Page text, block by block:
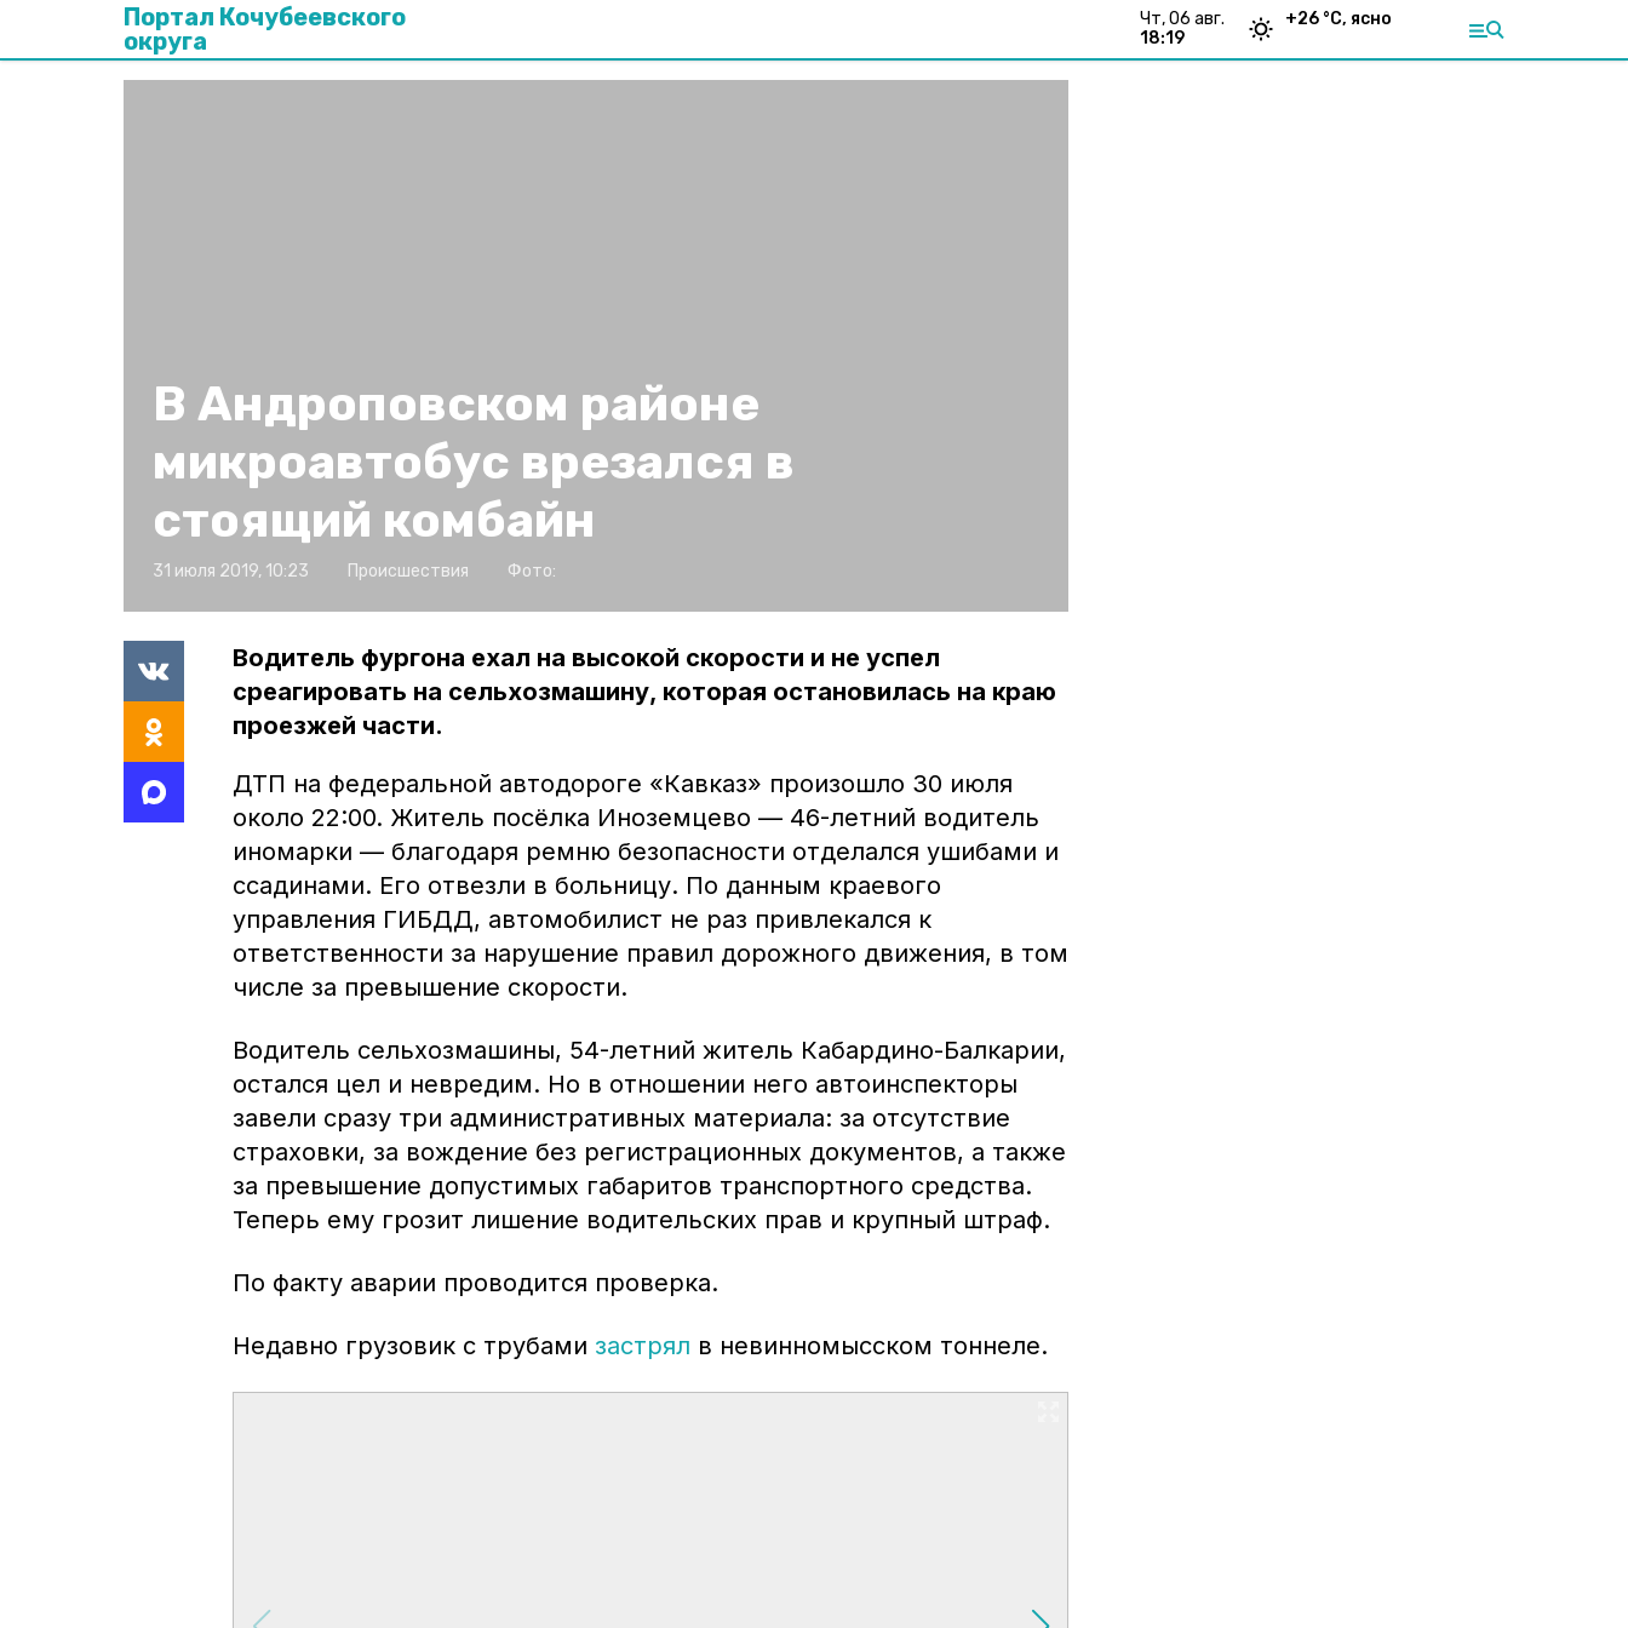
Портал Кочубеевского
округа
чт, 06 авг.
18:19
+26 °С, ясно
В Андроповском районе
микроавтобус врезался в
стоящий комбайн
31 июля 2019, 10:23 Происшествия Фото:
Водитель фургона ехал на высокой скорости и не успел
среагировать на сельхозмашину, которая остановилась на краю
проезжей части.
ДТП на федеральной автодороге «Кавказ» произошло 30 июля
около 22:00. Житель посёлка Иноземцево — 46-летний водитель
иномарки — благодаря ремню безопасности отделался ушибами и
ссадинами. Его отвезли в больницу. По данным краевого
управления ГИБДД, автомобилист не раз привлекался к
ответственности за нарушение правил дорожного движения, в том
числе за превышение скорости.
Водитель сельхозмашины, 54-летний житель Кабардино-Балкарии,
остался цел и невредим. Но в отношении него автоинспекторы
завели сразу три административных материала: за отсутствие
страховки, за вождение без регистрационных документов, а также
за превышение допустимых габаритов транспортного средства.
Теперь ему грозит лишение водительских прав и крупный штраф.
По факту аварии проводится проверка.
Недавно грузовик с трубами застрял в невинномысском тоннеле.